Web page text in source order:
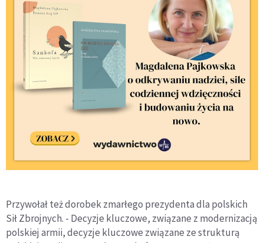
Przywołał też dorobek zmarłego prezydenta dla polskich
Sił Zbrojnych. - Decyzje kluczowe, związane z modernizacją
polskiej armii, decyzje kluczowe związane ze strukturą